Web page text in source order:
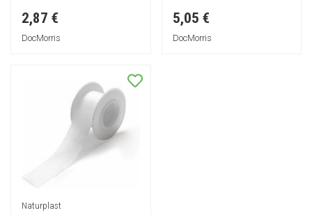
2,87 €
DocMorris
5,05 €
DocMorris
Naturplast